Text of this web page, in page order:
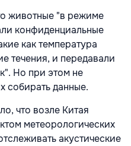
животные "в режиме
конфиденциальные
как температура
течения, и передавали
Но при этом не
собирать данные.
что возле Китая
метеорологических
акустические